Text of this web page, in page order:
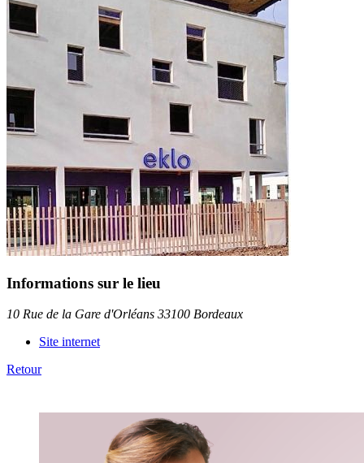
Informations sur le lieu
10 Rue de la Gare d'Orléans 33100 Bordeaux
Site internet
Retour